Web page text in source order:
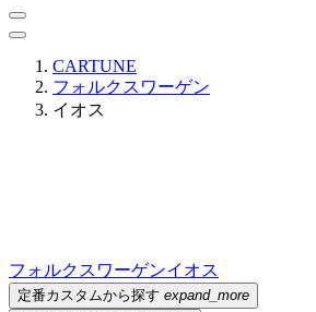
CARTUNE
フォルクスワーゲン
イオス
フォルクスワーゲンイオス
定番カスタムから探す expand_more